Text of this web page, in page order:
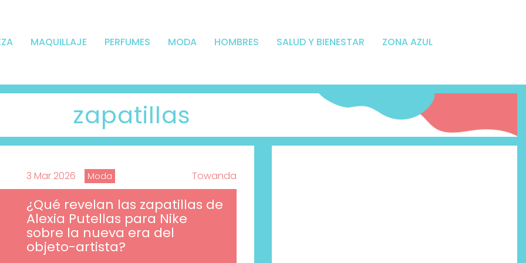
MAQUILLAJE PERFUMES MODA HOMBRES SALUD Y BIENESTAR ZONA AZUL
zapatillas
3 Mar 2026 Moda Towanda
¿Qué revelan las zapatillas de
Alexia Putellas para Nike
sobre la nueva era del
objeto-artista?